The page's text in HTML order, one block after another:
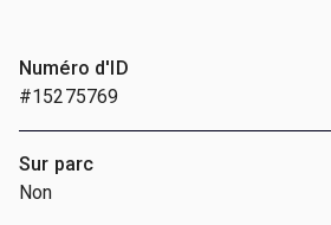
Numéro d'ID
#15275769
Sur parc
Non